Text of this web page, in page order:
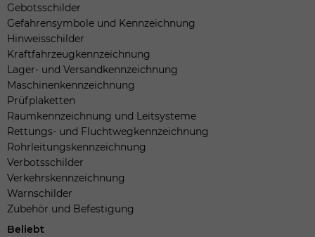
Gebotsschilder
Gefahrensymbole und Kennzeichnung
Hinweisschilder
Kraftfahrzeugkennzeichnung
Lager- und Versandkennzeichnung
Maschinenkennzeichnung
Prüfplaketten
Raumkennzeichnung und Leitsysteme
Rettungs- und Fluchtwegkennzeichnung
Rohrleitungskennzeichnung
Verbotsschilder
Verkehrskennzeichnung
Warnschilder
Zubehör und Befestigung
Beliebt